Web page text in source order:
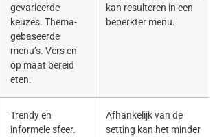
gevarieerde
keuzes. Thema-
gebaseerde
menu’s. Vers en
op maat bereid
eten.
kan resulteren in een
beperkter menu.
Trendy en
informele sfeer.
Afhankelijk van de
setting kan het minder